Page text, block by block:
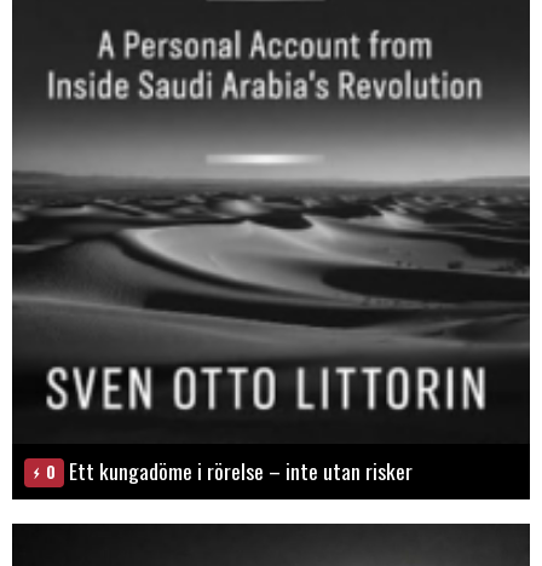
0 Ett kungadöme i rörelse – inte utan risker